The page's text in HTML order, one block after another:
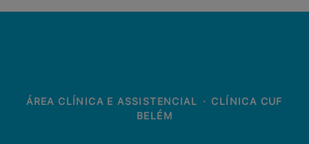
ÁREA CLÍNICA E ASSISTENCIAL · CLÍNICA CUF
BELÉM